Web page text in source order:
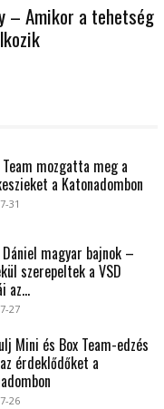
– Amikor a tehetség
Team mozgatta meg a
a Katonadombon
31
Dániel magyar bajnok –
szerepeltek a VSD
az...
27
Mini és Box Team-edzés
érdeklődőket a
26